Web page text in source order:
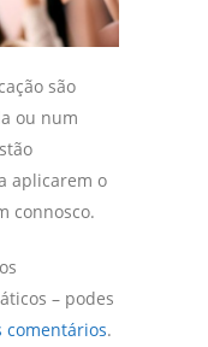
são
ou num
aplicarem o
connosco.
– podes
comentários.